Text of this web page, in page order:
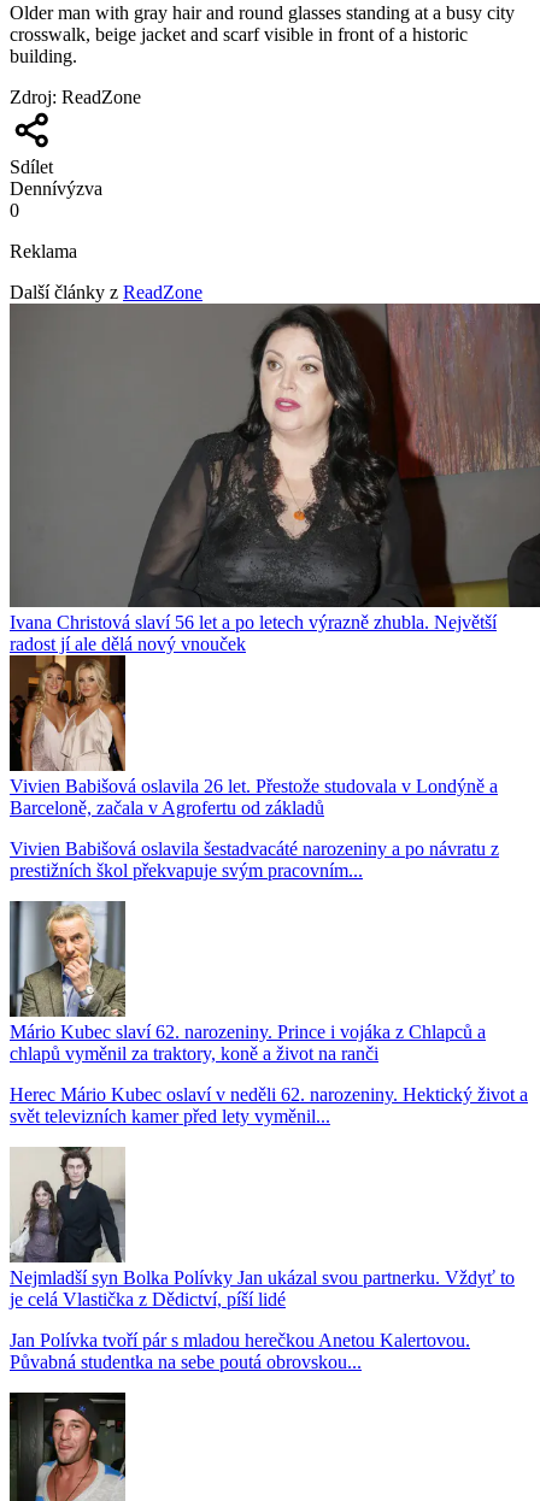
Older man with gray hair and round glasses standing at a busy city
crosswalk, beige jacket and scarf visible in front of a historic
building.
Zdroj: ReadZone
Sdílet
Dennívýzva
0
Reklama
Další články z ReadZone
Ivana Christová slaví 56 let a po letech výrazně zhubla. Největší
radost jí ale dělá nový vnouček
Vivien Babišová oslavila 26 let. Přestože studovala v Londýně a
Barceloně, začala v Agrofertu od základů
Vivien Babišová oslavila šestadvacáté narozeniny a po návratu z
prestižních škol překvapuje svým pracovním...
Mário Kubec slaví 62. narozeniny. Prince i vojáka z Chlapců a
chlapů vyměnil za traktory, koně a život na ranči
Herec Mário Kubec oslaví v neděli 62. narozeniny. Hektický život a
svět televizních kamer před lety vyměnil...
Nejmladší syn Bolka Polívky Jan ukázal svou partnerku. Vždyť to
je celá Vlastička z Dědictví, píší lidé
Jan Polívka tvoří pár s mladou herečkou Anetou Kalertovou.
Půvabná studentka na sebe poutá obrovskou...